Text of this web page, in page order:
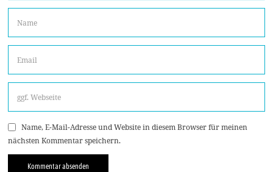
Name, E-Mail-Adresse und Website in diesem Browser für meinen
nächsten Kommentar speichern.